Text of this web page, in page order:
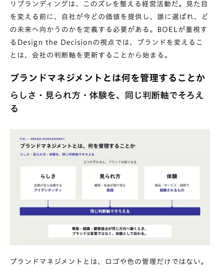
リブランディングは、このズレを整える経営活動だ。見た目
を変える前に、自社が今どの価値を提供し、誰に選ばれ、ど
の未来へ向かうのかを定義する必要がある。BOELが重視す
るDesign the Decisionの視点では、ブランドを変えるこ
とは、会社の判断軸を更新することから始まる。
ブランドマネジメントとは何を管理することか
らしさ・見られ方・体験を、同じ判断軸でそろえ
る
ブランドマネジメントとは、ロゴや色の管理だけではない。